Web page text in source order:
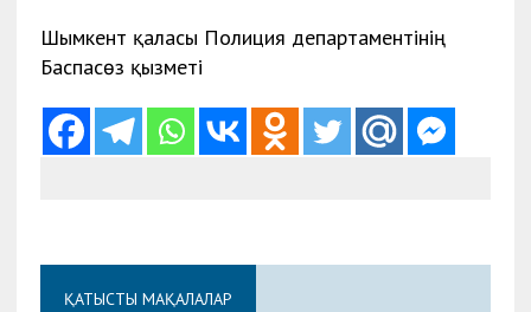
Шымкент қаласы Полиция департаментінің
Баспасөз қызметі
ҚАТЫСТЫ МАҚАЛАЛАР